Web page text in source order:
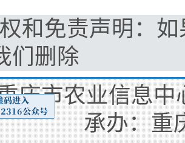
免责声明：如果
们删除
庆市农业信息
承办：重